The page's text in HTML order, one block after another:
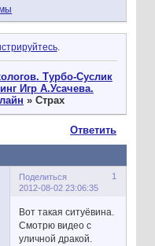
.
Турбо-Суслик
Игр А.Усачева.
» Страх
Ответить
Поделиться
1
2012-08-02 23:06:35
Вот такая ситуёвина.
Смотрю видео с
уличной дракой.